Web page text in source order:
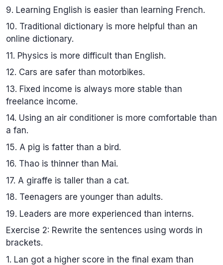
9. Learning English is easier than learning French.
10. Traditional dictionary is more helpful than an
online dictionary.
11. Physics is more difficult than English.
12. Cars are safer than motorbikes.
13. Fixed income is always more stable than
freelance income.
14. Using an air conditioner is more comfortable than
a fan.
15. A pig is fatter than a bird.
16. Thao is thinner than Mai.
17. A giraffe is taller than a cat.
18. Teenagers are younger than adults.
19. Leaders are more experienced than interns.
Exercise 2: Rewrite the sentences using words in
brackets.
1. Lan got a higher score in the final exam than